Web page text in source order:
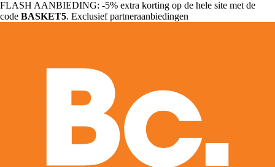
FLASH AANBIEDING: -5% extra korting op de hele site met de
code BASKET5. Exclusief partneraanbiedingen